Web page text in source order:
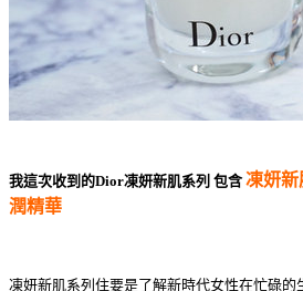
我這次收到的Dior凍妍新肌系列 包含凍妍新
潤精華
凍妍新肌系列住要是了解新時代女性在忙碌